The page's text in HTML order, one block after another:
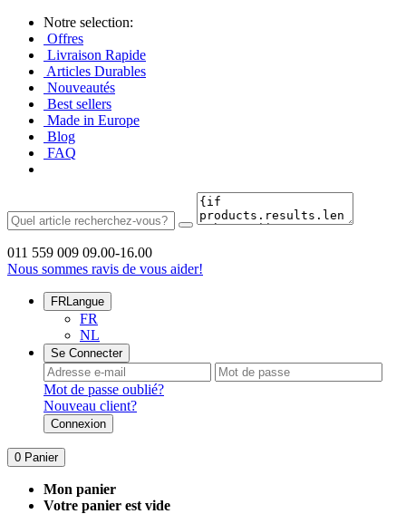
Notre selection:
Offres
Livraison Rapide
Articles Durables
Nouveautés
Best sellers
Made in Europe
Blog
FAQ
011 559 009 09.00-16.00
Nous sommes ravis de vous aider!
FRLangue
FR
NL
Se Connecter
Mot de passe oublié?
Nouveau client?
Connexion
0 Panier
Mon panier
Votre panier est vide